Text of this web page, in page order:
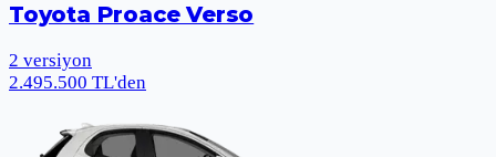
Toyota Proace Verso
2 versiyon
2.495.500 TL'den